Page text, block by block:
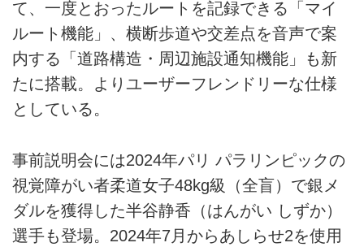
て、一度とおったルートを記録できる「マイ
ルート機能」、横断歩道や交差点を音声で案
内する「道路構造・周辺施設通知機能」も新
たに搭載。よりユーザーフレンドリーな仕様
としている。
事前説明会には2024年パリ パラリンピックの
視覚障がい者柔道女子48kg級（全盲）で銀メ
ダルを獲得した半谷静香（はんがい しずか）
選手も登場。2024年7月からあしらせ2を使用